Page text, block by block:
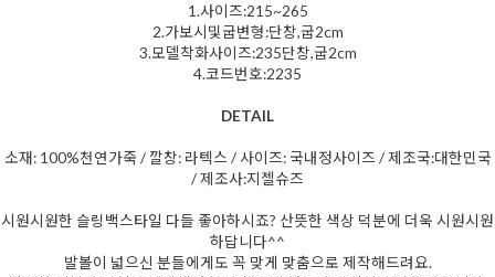
1.사이즈:215~265
2.가보시및굽변형:단창,굽2cm
3.모델착화사이즈:235단창,굽2cm
4.코드번호:2235
DETAIL
소재: 100%천연가죽 / 깔창: 라텍스 / 사이즈: 국내정사이즈 / 제조국:대한민국
/ 제조사:지젤슈즈
시원시원한 슬링백스타일 다들 좋아하시죠? 산뜻한 색상 덕분에 더욱 시원시원
하답니다^^
발볼이 넓으신 분들에게도 꼭 맞게 맞춤으로 제작해드려요.